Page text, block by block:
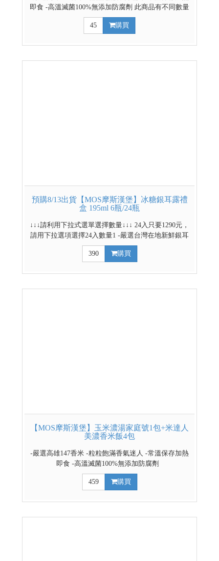
即食 -高溫滅菌100%無添加防腐劑 此商品有不同數量
組合，買越多包的組合越划算 請點選下拉式選單選擇
組合數量
45 購買
預購8/13出貨【MOS摩斯漢堡】冰糖銀耳露禮
盒 195ml 6瓶/24瓶
↓↓↓請利用下拉式選單選擇數量↓↓↓ 24入只要1290元，
請用下拉選項選擇24入數量1 -嚴選台灣在地新鮮銀耳
-通過農藥及重金屬檢驗 -厚工製程少負擔純淨不添加
-即開即飲滑潤順口 -口感似燕窩Q彈輕奢享受
390 購買
【MOS摩斯漢堡】玉米濃湯家庭號1包+米達人
美濃香米飯4包
-嚴選高雄147香米 -粒粒飽滿香氣迷人 -常溫保存加熱
即食 -高溫滅菌100%無添加防腐劑
459 購買